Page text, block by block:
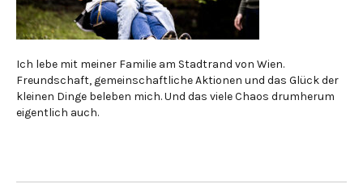
Ich lebe mit meiner Familie am Stadtrand von Wien.
Freundschaft, gemeinschaftliche Aktionen und das Glück der
kleinen Dinge beleben mich. Und das viele Chaos drumherum
eigentlich auch.